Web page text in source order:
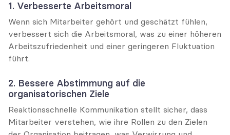
1. Verbesserte Arbeitsmoral
Wenn sich Mitarbeiter gehört und geschätzt fühlen,
verbessert sich die Arbeitsmoral, was zu einer höheren
Arbeitszufriedenheit und einer geringeren Fluktuation
führt.
2. Bessere Abstimmung auf die
organisatorischen Ziele
Reaktionsschnelle Kommunikation stellt sicher, dass
Mitarbeiter verstehen, wie ihre Rollen zu den Zielen